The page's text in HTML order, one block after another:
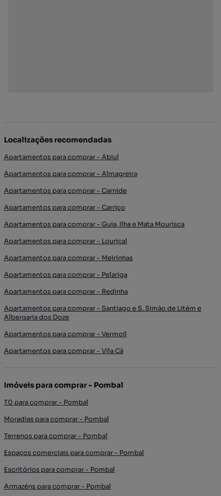
Localizações recomendadas
Apartamentos para comprar - Abiul
Apartamentos para comprar - Almagreira
Apartamentos para comprar - Carnide
Apartamentos para comprar - Carriço
Apartamentos para comprar - Guia, Ilha e Mata Mourisca
Apartamentos para comprar - Louriçal
Apartamentos para comprar - Meirinhas
Apartamentos para comprar - Pelariga
Apartamentos para comprar - Redinha
Apartamentos para comprar - Santiago e S. Simão de Litém e
Albergaria dos Doze
Apartamentos para comprar - Vermoil
Apartamentos para comprar - Vila Cã
Imóveis para comprar - Pombal
T0 para comprar - Pombal
Moradias para comprar - Pombal
Terrenos para comprar - Pombal
Espaços comerciais para comprar - Pombal
Escritórios para comprar - Pombal
Armazéns para comprar - Pombal